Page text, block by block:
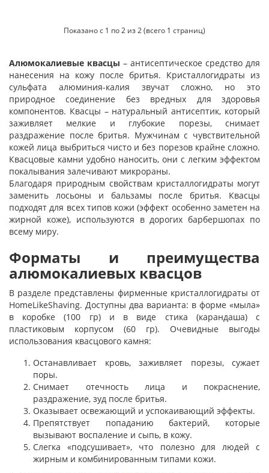
Показано с 1 по 2 из 2 (всего 1 страниц)
Алюмокалиевые квасцы – антисептическое средство для
нанесения на кожу после бритья. Кристаллогидраты из
сульфата алюминия-калия звучат сложно, но это
природное соединение без вредных для здоровья
компонентов. Квасцы – натуральный антисептик, который
заживляет мелкие и глубокие порезы, снимает
раздражение после бритья. Мужчинам с чувствительной
кожей лица выбриться чисто и без порезов крайне сложно.
Квасцовые камни удобно наносить, они с легким эффектом
покалывания залечивают микрораны.
Благодаря природным свойствам кристаллогидраты могут
заменить лосьоны и бальзамы после бритья. Квасцы
подходят для всех типов кожи (эффект особенно заметен на
жирной коже), используются в дорогих барбершопах по
всему миру.
Форматы и преимущества
алюмокалиевых квасцов
В разделе представлены фирменные кристаллогидраты от
HomeLikeShaving. Доступны два варианта: в форме «мыла»
в коробке (100 гр) и в виде стика (карандаша) с
пластиковым корпусом (60 гр). Очевидные выгоды
использования квасцового камня:
Останавливает кровь, заживляет порезы, сужает
поры.
Снимает отечность лица и покраснение,
раздражение, зуд после бритья.
Оказывает освежающий и успокаивающий эффекты.
Препятствует попаданию бактерий, которые
вызывают воспаление и сыпь, в кожу.
Слегка «подсушивает», что полезно для людей с
жирным и комбинированным типами кожи.